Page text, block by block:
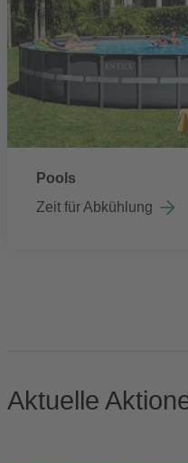
Pools
Zeit für Abkühlung
Aktuelle